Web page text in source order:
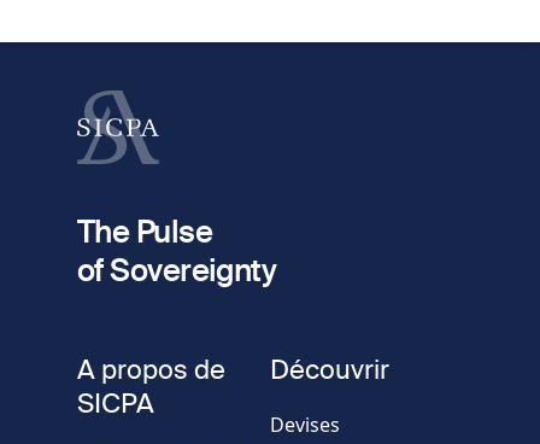
Nom
fieldset
téléphone
Société/Organisation
The Pulse
of Sovereignty
A propos de
SICPA
Découvrir
Devises